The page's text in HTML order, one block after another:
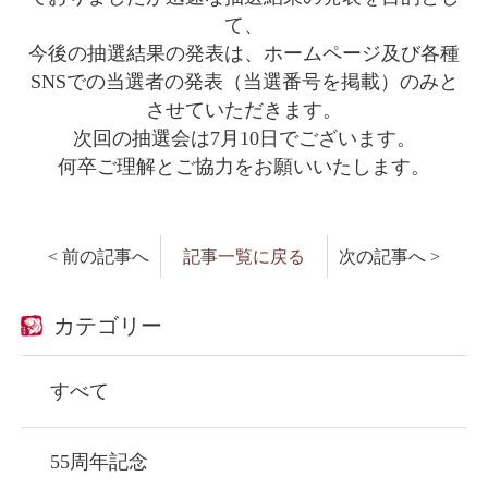
て、
今後の抽選結果の発表は、ホームページ及び各種
SNSでの当選者の発表（当選番号を掲載）のみと
させていただきます。
次回の抽選会は7月10日でございます。
何卒ご理解とご協力をお願いいたします。
< 前の記事へ 記事一覧に戻る 次の記事へ >
カテゴリー
すべて
55周年記念